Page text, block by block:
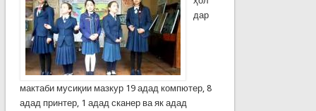
дар
мактаби мусиқии мазкур 19 адад компютер, 8
адад принтер, 1 адад сканер ва як адад